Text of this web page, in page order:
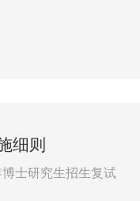
理人才，致力于成
事业卓越开放平
细则
士研究生招生复试